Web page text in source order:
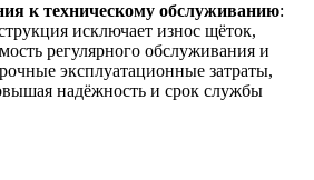
к техническому обслуживанию:
исключает износ щёток,
регулярного обслуживания и
эксплуатационные затраты,
надёжность и срок службы